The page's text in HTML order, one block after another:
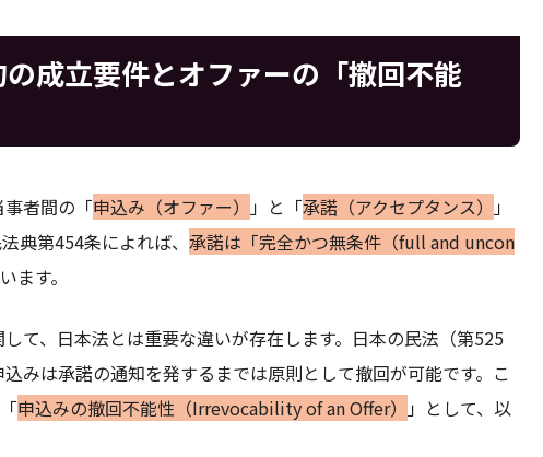
成立要件とオファーの「撤回不能
者間の「申込み（オファー） 」と「承諾（アクセプタンス）
」
典第454条によれば、 承諾は「完全かつ無条件（full and uncon
ます。
て、日本法とは重要な違いが存在します。日本の民法（第525
みは承諾の通知を発するまでは原則として撤回が可能です。こ
申込みの撤回不能性（Irrevocability of an Offer）
」として、以